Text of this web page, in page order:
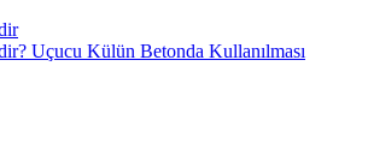
Uçucu Külün Betonda Kullanılması